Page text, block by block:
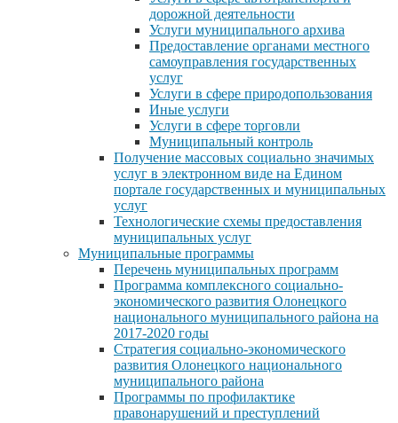
дорожной деятельности
Услуги муниципального архива
Предоставление органами местного
самоуправления государственных
услуг
Услуги в сфере природопользования
Иные услуги
Услуги в сфере торговли
Муниципальный контроль
Получение массовых социально значимых
услуг в электронном виде на Едином
портале государственных и муниципальных
услуг
Технологические схемы предоставления
муниципальных услуг
Муниципальные программы
Перечень муниципальных программ
Программа комплексного социально-
экономического развития Олонецкого
национального муниципального района на
2017-2020 годы
Стратегия социально-экономического
развития Олонецкого национального
муниципального района
Программы по профилактике
правонарушений и преступлений